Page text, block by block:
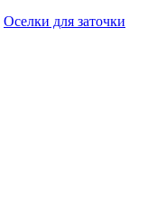
Оселки для заточки